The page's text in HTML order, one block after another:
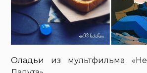
Оладьи из мультфильма